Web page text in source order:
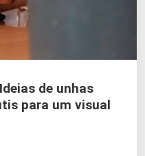
de unhas
para um visual